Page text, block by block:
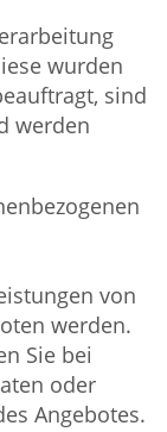
wurden
sind
werden
von
werden.
Sie bei
oder
Angebotes.